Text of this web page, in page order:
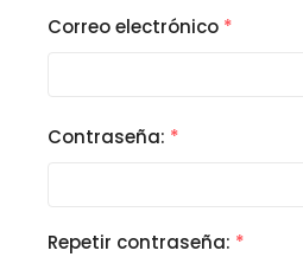
Correo electrónico *
Contraseña: *
Repetir contraseña: *